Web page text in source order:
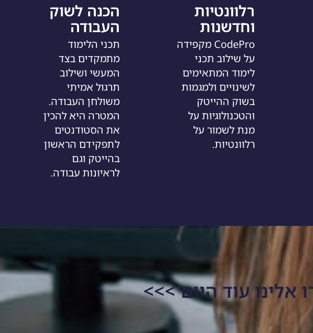
רלוונטיות
וחדשנות
CodePro מקפידה
על שילוב תכני
לימוד המתאימים
לשינויים ולמגמות
בשוק ההייטק
והטכנולוגיות על
מנת לשמור על
רלוונטיות.
הכנה לשוק
העבודה
תכני הלימוד
מתמקדים בצד
המעשי ושילוב
תרגול אמיתי
משולחן העבודה.
המטרה היא להכין
את הסטודנטים
לתפקידם הראשון
בהייטק וגם
לראיונות עבודה.